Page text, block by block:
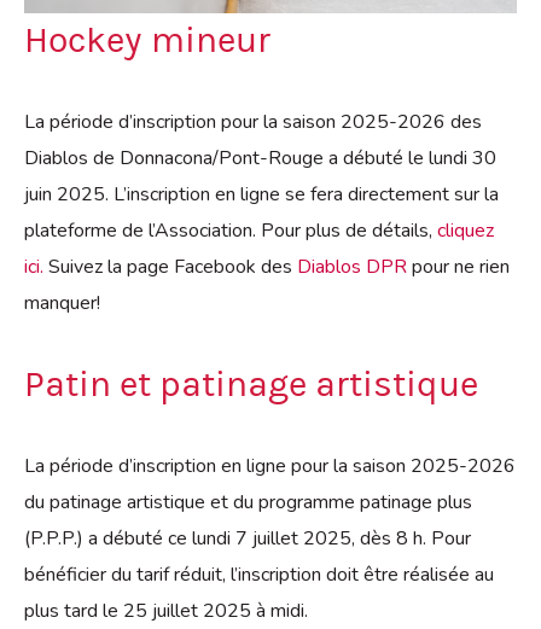
Hockey mineur
La période d’inscription pour la saison 2025-2026 des
Diablos de Donnacona/Pont-Rouge a débuté le lundi 30
juin 2025. L’inscription en ligne se fera directement sur la
plateforme de l’Association. Pour plus de détails, cliquez
ici. Suivez la page Facebook des Diablos DPRpour ne rien
manquer!
Patin et patinage artistique
La période d’inscription en ligne pour la saison 2025-2026
du patinage artistique et du programme patinage plus
(P.P.P.) a débuté ce lundi 7 juillet 2025, dès 8 h. Pour
bénéficier du tarif réduit, l’inscription doit être réalisée au
plus tard le 25 juillet 2025 à midi.